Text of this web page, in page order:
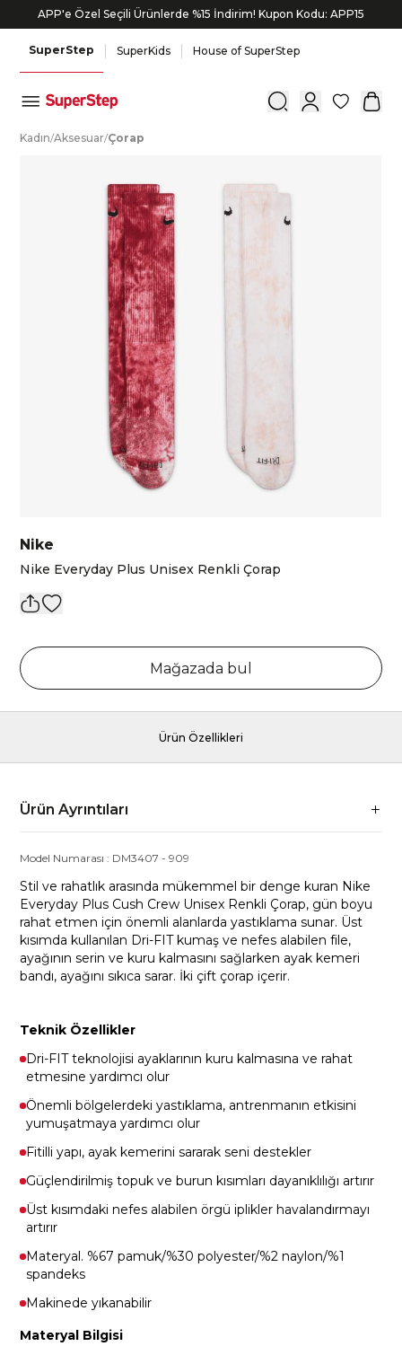
APP'e Özel Seçili Ürünlerde %15 İndirim! Kupon Kodu: APP15
SuperStep SuperKids House of SuperStep
0
Kadın/Aksesuar/Çorap
Nike
Nike Everyday Plus Unisex Renkli Çorap
Mağazada bul
Ürün Özellikleri
Ürün Ayrıntıları
Model Numarası : DM3407 -909
Stil ve rahatlık arasında mükemmel bir denge kuran Nike
Everyday Plus Cush Crew Unisex Renkli Çorap, gün boyu
rahat etmen için önemli alanlarda yastıklama sunar. Üst
kısımda kullanılan Dri-FIT kumaş ve nefes alabilen file,
ayağının serin ve kuru kalmasını sağlarken ayak kemeri
bandı, ayağını sıkıca sarar. İki çift çorap içerir.
Teknik Özellikler
Dri-FIT teknolojisi ayaklarının kuru kalmasına ve rahat
etmesine yardımcı olur
Önemli bölgelerdeki yastıklama, antrenmanın etkisini
yumuşatmaya yardımcı olur
Fitilli yapı, ayak kemerini sararak seni destekler
Güçlendirilmiş topuk ve burun kısımları dayanıklılığı artırır
Üst kısımdaki nefes alabilen örgü iplikler havalandırmayı
artırır
Materyal. %67 pamuk/%30 polyester/%2 naylon/%1
spandeks
Makinede yıkanabilir
Materyal Bilgisi